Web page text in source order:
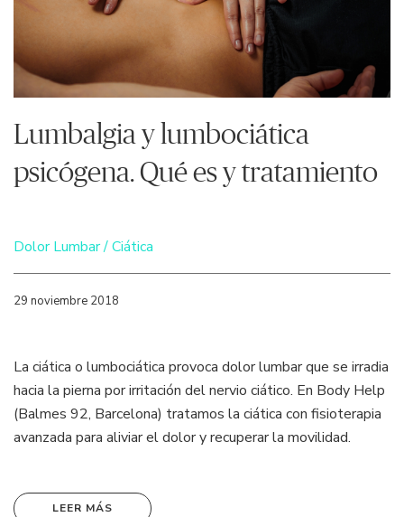
Lumbalgia y lumbociática
psicógena. Qué es y tratamiento
Dolor Lumbar / Ciática
29 noviembre 2018
La ciática o lumbociática provoca dolor lumbar que se irradia
hacia la pierna por irritación del nervio ciático. En Body Help
(Balmes 92, Barcelona) tratamos la ciática con fisioterapia
avanzada para aliviar el dolor y recuperar la movilidad.
LEER MÁS